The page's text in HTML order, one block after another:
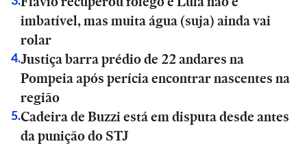
imbatível, mas muita água (suja) ainda vai
rolar
4.Justiça barra prédio de 22 andares na
Pompeia após perícia encontrar nascentes na
região
5.Cadeira de Buzzi está em disputa desde antes
da punição do STJ